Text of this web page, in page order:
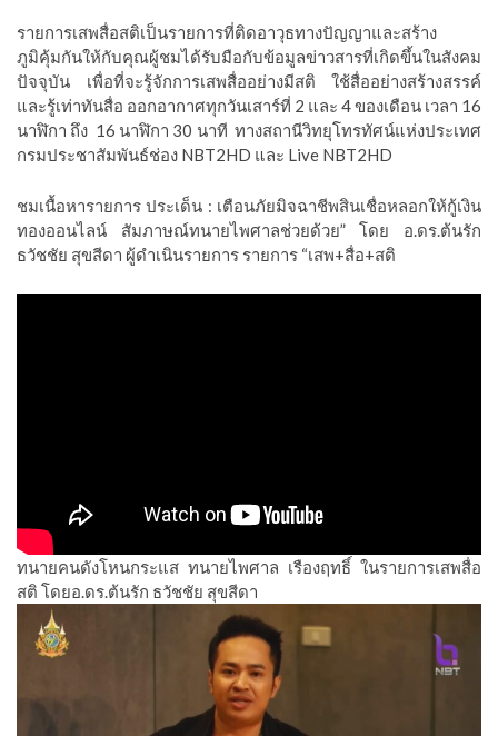
รายการเสพสื่อสติเป็นรายการที่ติดอาวุธทางปัญญาและสร้าง
ภูมิคุ้มกันให้กับคุณผู้ชมได้รับมือกับข้อมูลข่าวสารที่เกิดขึ้นในสังคม
ปัจจุบัน เพื่อที่จะรู้จักการเสพสื่ออย่างมีสติ ใช้สื่ออย่างสร้างสรรค์
และรู้เท่าทันสื่อ ออกอากาศทุกวันเสาร์ที่ 2 และ 4 ของเดือน เวลา 16
นาฬิกา ถึง 16 นาฬิกา 30 นาที ทางสถานีวิทยุโทรทัศน์แห่งประเทศ
กรมประชาสัมพันธ์ช่อง NBT2HD และ Live NBT2HD
ชมเนื้อหารายการ ประเด็น : เตือนภัยมิจฉาชีพสินเชื่อหลอกให้กู้เงิน
ทองออนไลน์ สัมภาษณ์ทนายไพศาลช่วยด้วย” โดย อ.ดร.ต้นรัก
ธวัชชัย สุขสีดา ผู้ดำเนินรายการ รายการ “เสพ+สื่อ+สติ
ทนายคนดังโหนกระแส ทนายไพศาล เรืองฤทธิ์ ในรายการเสพสื่อ
สติ โดยอ.ดร.ต้นรัก ธวัชชัย สุขสีดา